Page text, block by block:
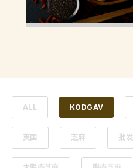
ALL KODGAV
英国 芝麻 批发